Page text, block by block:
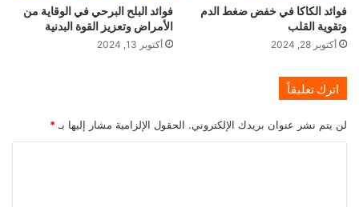
فوائد الكاكا في خفض ضغط الدم
وتقوية القلب
أكتوبر 28, 2024
فوائد البلح البرحي في الوقاية من
الأمراض وتعزيز القوة البدنية
أكتوبر 13, 2024
اترك تعليقاً
لن يتم نشر عنوان بريدك الإلكتروني. الحقول الإلزامية مشار إليها بـ *